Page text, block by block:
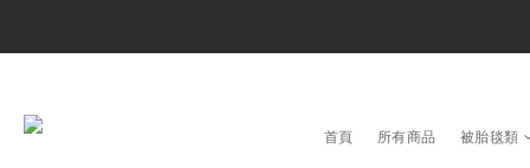
首頁 所有商品 被胎毯類